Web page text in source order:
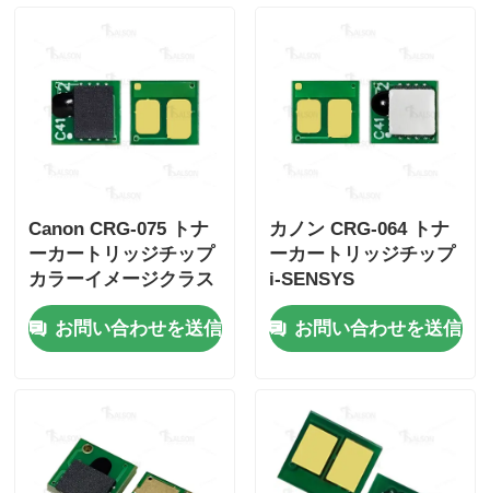
Canon CRG-075 トナ
ーカートリッジチップ
カラーイメージクラス
LBP646Cdw/LB647Cdw
お問い合わせを送信
カノン CRG-064 トナ
ーカートリッジチップ
i-SENSYS
MF832Cdw/LBP722Cdw/
お問い合わせを送信